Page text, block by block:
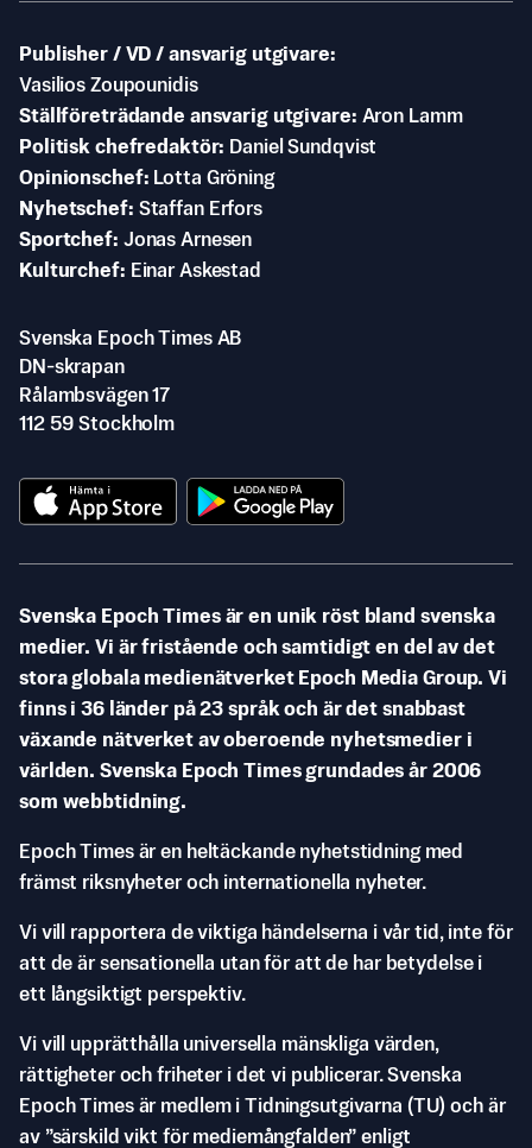
Publisher / VD / ansvarig utgivare
Vasilios Zoupounidis
Ställföreträdande ansvarig utgivare Aron Lamm
Politisk chefredaktör
Daniel Sundqvist
Opinionschef
Lotta Gröning
Nyhetschef Staffan Erfors
Sportchef Jonas Arnesen
Kulturchef
Einar Askestad
Svenska Epoch Times AB
DN-skrapan
Rålambsvägen 17
112 59 Stockholm
Svenska Epoch Times är en unik röst bland svenska
medier. Vi är fristående och samtidigt en del av det
stora globala medienätverket Epoch Media Group. Vi
finns i 36 länder på 23 språk och är det snabbast
växande nätverket av oberoende nyhetsmedier i
världen. Svenska Epoch Times grundades år 2006
som webbtidning.
Epoch Times är en heltäckande nyhetstidning med
främst riksnyheter och internationella nyheter.
Vi vill rapportera de viktiga händelserna i vår tid, inte för
att de är sensationella utan för att de har betydelse i
ett långsiktigt perspektiv.
Vi vill upprätthålla universella mänskliga värden,
rättigheter och friheter i det vi publicerar. Svenska
Epoch Times är medlem i Tidningsutgivarna (TU) och är
av ”särskild vikt för mediemångfalden” enligt